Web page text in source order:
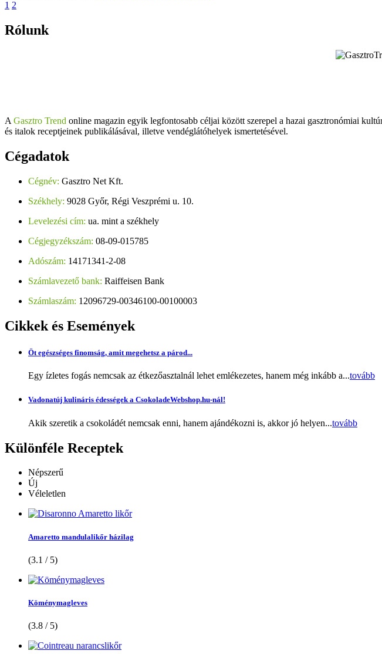
1 2
Rólunk
A Gasztro Trend online magazin egyik legfontosabb céljai között szerepel a hazai gasztronómiai
és italok receptjeinek publikálásával, illetve vendéglátóhelyek ismertetésével.
Cégadatok
Cégnév: Gasztro Net Kft.
Székhely: 9028 Győr, Régi Veszprémi u. 10.
Levelezési cím: ua. mint a székhely
Cégjegyzékszám: 08-09-015785
Adószám: 14171341-2-08
Számlavezető bank: Raiffeisen Bank
Számlaszám: 12096729-00346100-00100003
Cikkek és Események
Öt egészséges finomság, amit megehetsz a párod...
Egy ízletes fogás nemcsak az étkezőasztalnál lehet emlékezetes, hanem még inkább a...tovább
Vadonatúj kulináris édességek a CsokoladeWebshop.hu-nál!
Akik szeretik a csokoládét nemcsak enni, hanem ajándékozni is, akkor jó helyen...tovább
Különféle Receptek
Népszerű
Új
Véleletlen
Amaretto mandulalikőr házilag
(3.1 / 5)
Köménymagleves
(3.8 / 5)